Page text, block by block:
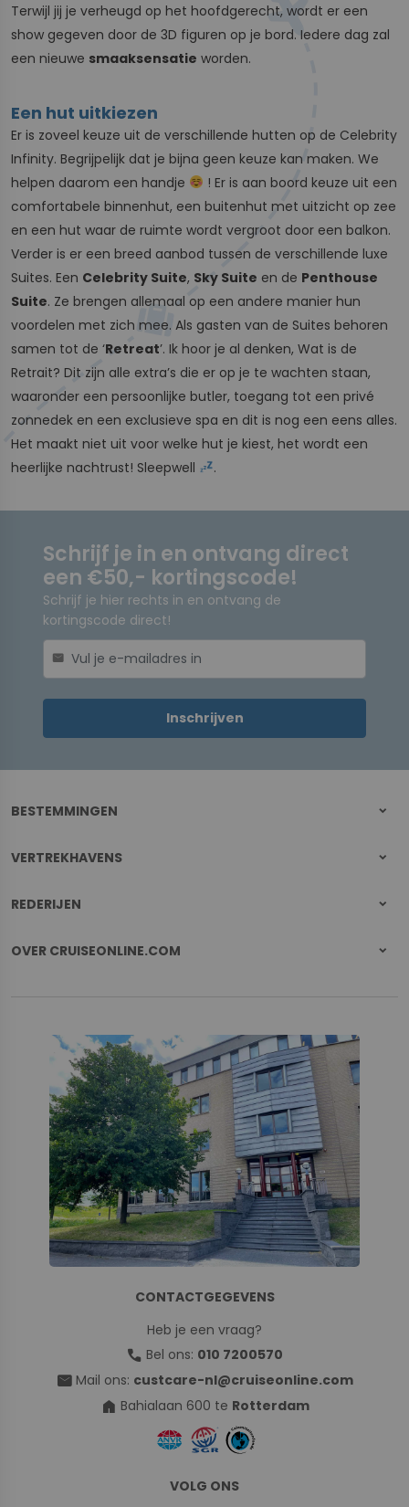
Terwijl jij je verheugd op het hoofdgerecht, wordt er een
show gegeven door de 3D figuren op je bord. Iedere dag zal
een nieuwe smaaksensatie worden.
Een hut uitkiezen
Er is zoveel keuze uit de verschillende hutten op de Celebrity
Infinity. Begrijpelijk dat je bijna geen keuze kan maken. We
helpen daarom een handje
! Er is aan boord keuze uit een
comfortabele binnenhut, een buitenhut met uitzicht op zee
en een hut waar de ruimte wordt vergroot door een balkon.
Verder is er een breed aanbod tussen de verschillende luxe
Suites. Een Celebrity Suite, Sky Suite en de Penthouse
Suite. Ze brengen allemaal op een andere manier hun
voordelen met zich mee. Als gasten van de Suites behoren
samen tot de ‘Retreat’. Ik hoor je al denken, Wat is de
Retrait? Dit zijn alle extra’s die er op je te wachten staan,
waaronder een persoonlijke butler, toegang tot een privé
zonnedek en een exclusieve spa en dit is nog een eens alles.
Het maakt niet uit voor welke hut je kiest, het wordt een
heerlijke nachtrust! Sleepwell
.
Schrijf je in en ontvang direct
een €50,- kortingscode!
Schrijf je hier rechts in en ontvang de
kortingscode direct!
mail
Inschrijven
BESTEMMINGEN
VERTREKHAVENS
REDERIJEN
OVER CRUISEONLINE.COM
CONTACTGEGEVENS
Heb je een vraag?
call Bel ons: 010 7200570
mail Mail ons: custcare-nl@cruiseonline.com
home Bahialaan 600 te Rotterdam
VOLG ONS